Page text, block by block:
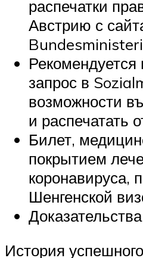
распечатки
Австрию с
Рекомендуется
запрос в
возможности
и распечатать
Билет,
покрытием
коронавируса,
Шенгенской
История